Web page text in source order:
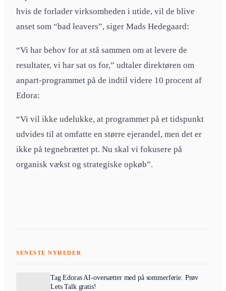
hvis de forlader virksomheden i utide, vil de blive
anset som “bad leavers”, siger Mads Hedegaard:
“Vi har behov for at stå sammen om at levere de
resultater, vi har sat os for,” udtaler direktøren om
anpart-programmet på de indtil videre 10 procent af
Edora:
“Vi vil ikke udelukke, at programmet på et tidspunkt
udvides til at omfatte en større ejerandel, men det er
ikke på tegnebrættet pt. Nu skal vi fokusere på
organisk vækst og strategiske opkøb”.
SENESTE NYHEDER
Tag Edoras AI-oversætter med på sommerferie. Prøv
Lets Talk gratis!